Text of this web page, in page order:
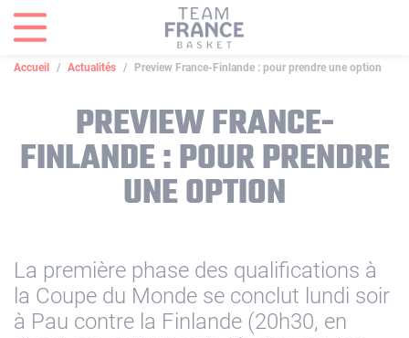
Accueil Actualités Preview France-Finlande : pour prendre une option
PREVIEW FRANCE-
FINLANDE : POUR PRENDRE
UNE OPTION
La première phase des qualifications à
la Coupe du Monde se conclut lundi soir
à Pau contre la Finlande (20h30, en
Panneau de gestion des cookies